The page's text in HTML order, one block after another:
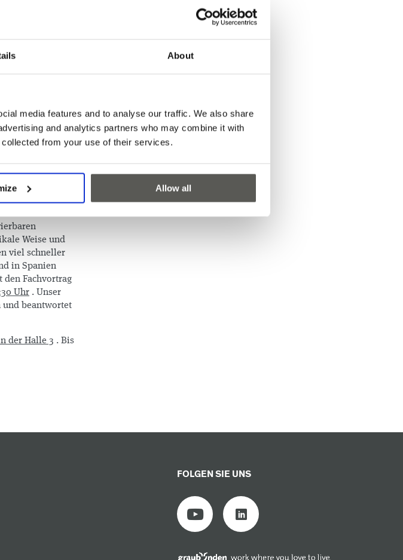
About
media features and to analyse our traffic. We also share
and analytics partners who may combine it with
from your use of their services.
Allow all
gemeinsame
IoT-Welt
der neuesten
Stand und
Weise und
viel schneller
in Spanien
den Fachvortrag
Uhr . Unser
und beantwortet
der Halle 3 . Bis
FOLGEN SIE UNS